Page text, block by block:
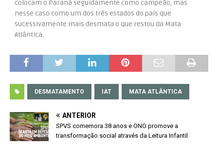
colocam o Paraná seguidamente como campeão, mas
nesse caso como um dos três estados do país que
sucessivamente mais desmata o que restou da Mata
Atlântica.
DESMATAMENTO IAT MATA ATLÂNTICA
ANTERIOR
SPVS comemora 38 anos e ONG promove a
transformação social através da Leitura Infantil